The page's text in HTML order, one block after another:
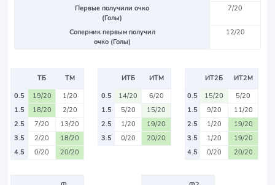
Первые получили очко
(Голы)
7/20
Соперник первым получил
очко (Голы)
12/20
ТБ
ТМ
0.5
19/20
1/20
1.5
18/20
2/20
2.5
7/20
13/20
3.5
2/20
18/20
4.5
0/20 20/20
ИТБ
ИТМ
0.5
14/20
6/20
1.5
5/20
15/20
2.5
1/20
19/20
3.5
0/20 20/20
ИТ2Б
ИТ2М
0.5
15/20
5/20
1.5
9/20
11/20
2.5
1/20
19/20
3.5
1/20
19/20
4.5
0/20 20/20